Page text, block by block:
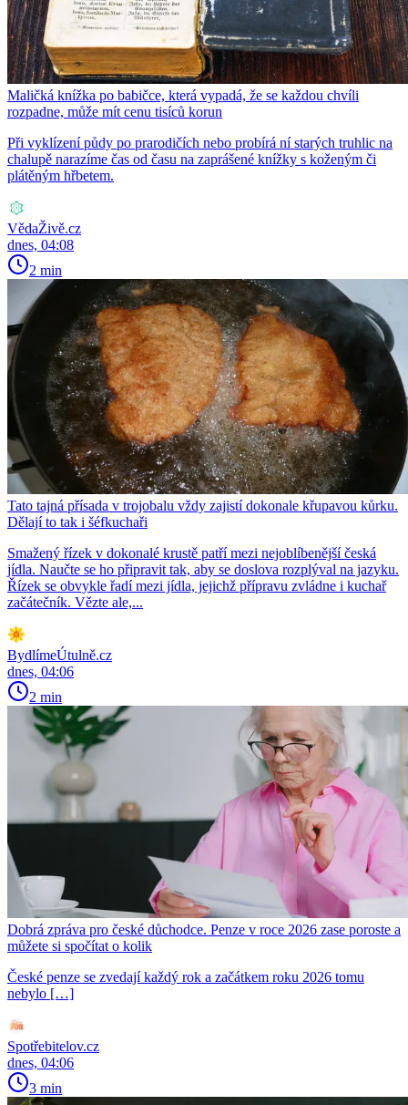
Maličká knížka po babičce, která vypadá, že se každou chvíli
rozpadne, může mít cenu tisíců korun
Při vyklízení půdy po prarodičích nebo probírá ní starých truhlic na
chalupě narazíme čas od času na zaprášené knížky s koženým či
plátěným hřbetem.
VědaŽivě.cz
dnes, 04:08
2 min
Tato tajná přísada v trojobalu vždy zajistí dokonale křupavou kůrku.
Dělají to tak i šéfkuchaři
Smažený řízek v dokonalé krustě patří mezi nejoblíbenější česká
jídla. Naučte se ho připravit tak, aby se doslova rozplýval na jazyku.
Řízek se obvykle řadí mezi jídla, jejichž přípravu zvládne i kuchař
začátečník. Vězte ale,...
BydlímeÚtulně.cz
dnes, 04:06
2 min
Dobrá zpráva pro české důchodce. Penze v roce 2026 zase poroste a
můžete si spočítat o kolik
České penze se zvedají každý rok a začátkem roku 2026 tomu
nebylo […]
Spotřebitelov.cz
dnes, 04:06
3 min